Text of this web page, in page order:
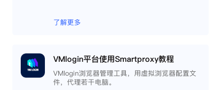
了解更多
VMlogin平台使用Smartproxy教程
VMlogin浏览器管理工具，用虚拟浏览器配置文
件，代理若干电脑。